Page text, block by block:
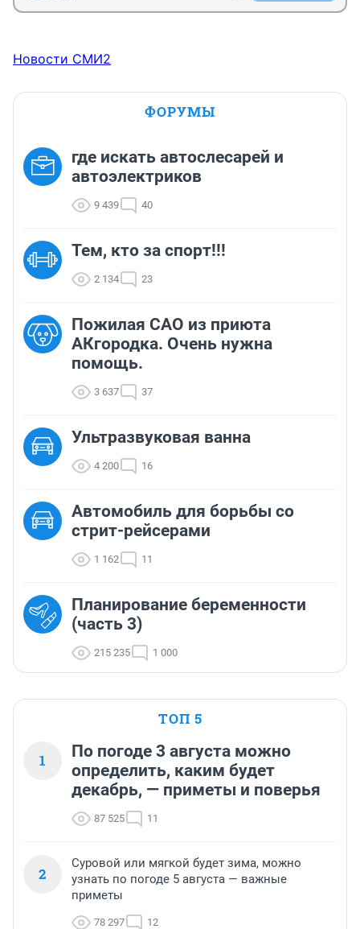
Новости СМИ2
ФОРУМЫ
где искать автослесарей и
автоэлектриков
9 439 40
Тем, кто за спорт!!!
2 134 23
Пожилая САО из приюта
АКгородка. Очень нужна
помощь.
3 637 37
Ультразвуковая ванна
4 200 16
Автомобиль для борьбы со
стрит-рейсерами
1 162 11
Планирование беременности
(часть 3)
215 235 1 000
ТОП 5
1
По погоде 3 августа можно
определить, каким будет
декабрь, — приметы и поверья
87 525 11
2
Суровой или мягкой будет зима, можно
узнать по погоде 5 августа — важные
приметы
78 297 12